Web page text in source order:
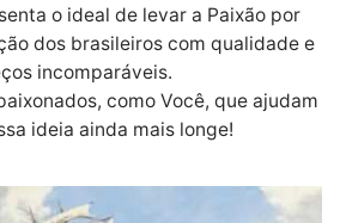
o ideal de levar a Paixão por
dos brasileiros com qualidade e
incomparáveis.
como Você, que ajudam
ideia ainda mais longe!